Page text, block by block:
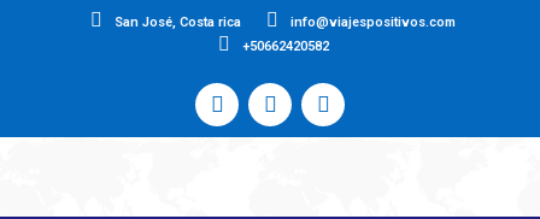
San José, Costa rica
info@viajespositivos.com
+50662420582